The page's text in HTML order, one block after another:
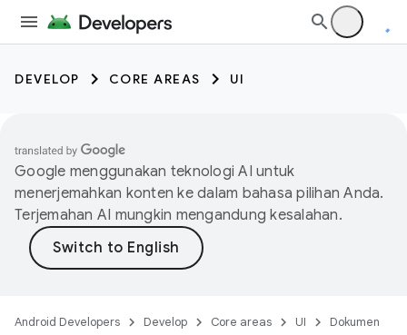
DEVELOP CORE AREAS UI
Google menggunakan teknologi AI untuk
menerjemahkan konten ke dalam bahasa pilihan Anda.
Terjemahan AI mungkin mengandung kesalahan.
Android Developers Develop Core areas UI Dokumen